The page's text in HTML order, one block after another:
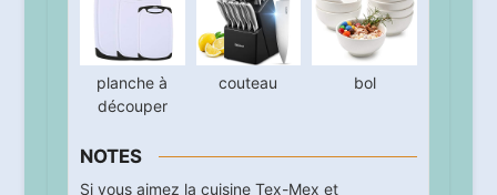
planche à
découper
couteau bol
NOTES
Si vous aimez la cuisine Tex-Mex et